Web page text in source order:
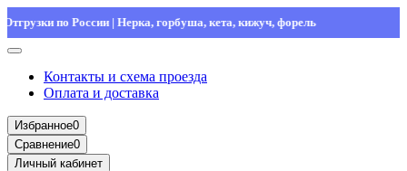
по России | Нерка, горбуша, кета, кижуч, форель
Контакты и схема проезда
Оплата и доставка
Избранное0
Сравнение0
Личный кабинет